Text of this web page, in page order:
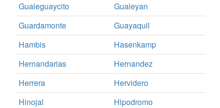
Gualeguaycito
Gualeyan
Guardamonte
Guayaquil
Hambis
Hasenkamp
Hernandarias
Hernandez
Herrera
Hervidero
Hinojal
Hipodromo